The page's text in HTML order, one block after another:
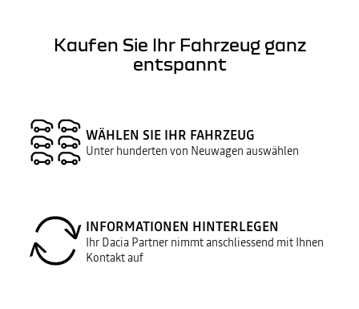
Kaufen Sie Ihr Fahrzeug ganz
entspannt
WÄHLEN SIE IHR FAHRZEUG
Unter hunderten von Neuwagen auswählen
INFORMATIONEN HINTERLEGEN
Ihr Dacia Partner nimmt anschliessend mit Ihnen
Kontakt auf